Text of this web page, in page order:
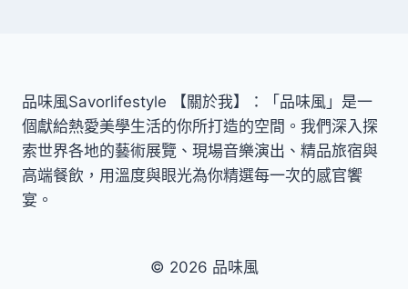
品味風Savorlifestyle 【關於我】：「品味風」是一
個獻給熱愛美學生活的你所打造的空間。我們深入探
索世界各地的藝術展覽、現場音樂演出、精品旅宿與
高端餐飲，用溫度與眼光為你精選每一次的感官饗
宴。
© 2026 品味風